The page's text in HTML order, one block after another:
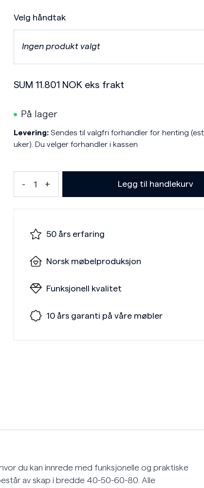
Velg håndtak
Ingen produkt valgt
SUM 11.801 NOK eks frakt
På lager
Levering: Sendes til valgfri forhandler for henting
uker). Du velger forhandler i kassen
Legg til handlekurv
50 års erfaring
Norsk møbelproduksjon
Funksjonell kvalitet
10 års garanti på våre møbler
du kan innrede med funksjonelle og praktiske
av skap i bredde 40-50-60-80. Alle